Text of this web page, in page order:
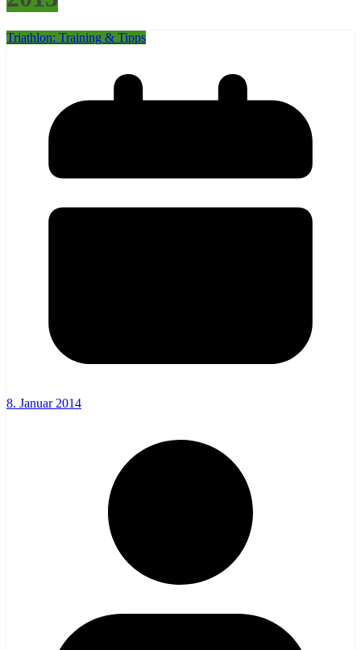
Triathlon: Training & Tipps
8. Januar 2014